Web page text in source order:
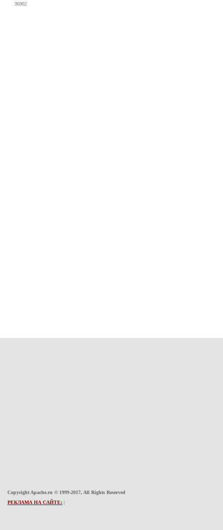
36902
Copyright Apache.ru © 1999-2017, All Rights Reserved
РЕКЛАМА НА САЙТЕ: |